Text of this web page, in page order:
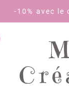
BIENVENUE